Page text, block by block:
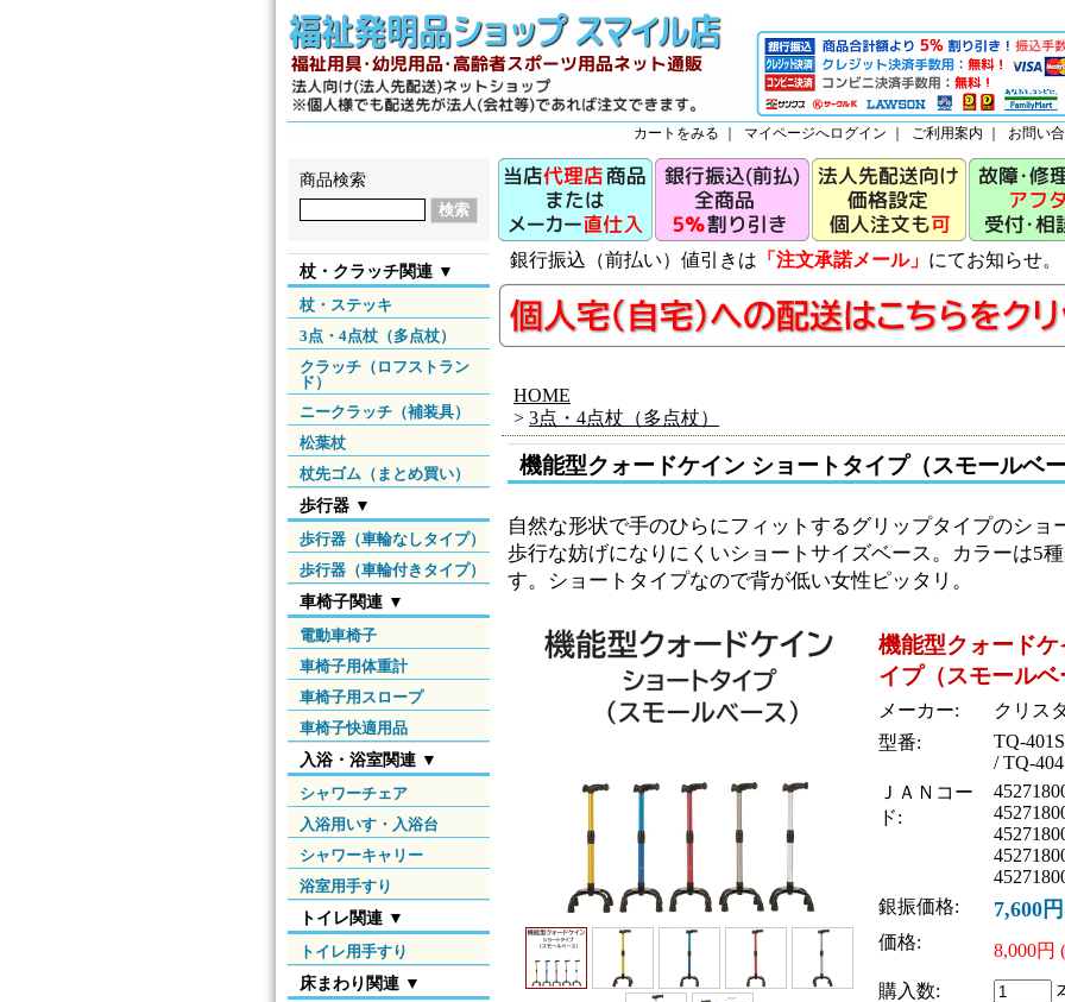
カートをみる マイページへログイン ご利用案内 お問い
商品検索
杖・クラッチ関連 ▼
杖・ステッキ
3点・4点杖（多点杖）
クラッチ（ロフストラン
ド）
ニークラッチ（補装具）
松葉杖
杖先ゴム（まとめ買い）
歩行器 ▼
歩行器（車輪なしタイプ）
歩行器（車輪付きタイプ）
車椅子関連 ▼
電動車椅子
車椅子用体重計
車椅子用スロープ
車椅子快適用品
入浴・浴室関連 ▼
シャワーチェア
入浴用いす・入浴台
シャワーキャリー
浴室用手すり
トイレ関連 ▼
トイレ用手すり
床まわり関連 ▼
銀行振込（前払い）値引きは 「注文承諾メール」 にてお知らせ。
HOME
> 3点・4点杖（多点杖）
機能型クォードケイン ショートタイプ（スモールベ
自然な形状で手のひらにフィットするグリップタイプのショ
歩行な妨げになりにくいショートサイズベース。カラーは5
す。ショートタイプなので背が低い女性ピッタリ。
機能型クォード
イプ（スモールベ
メーカー:
クリス
型番:
TQ-
/ TQ-
ＪＡＮコー
ド:
銀振価格:
7,600
価格: 8,000円
購入数: